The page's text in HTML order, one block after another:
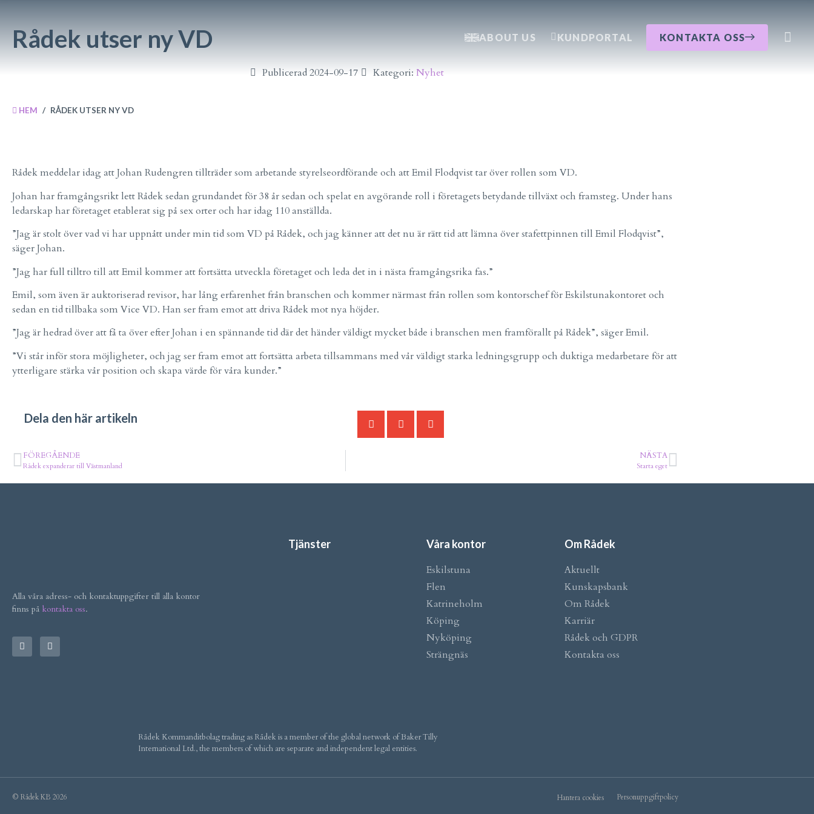
ABOUT US KUNDPORTAL KONTAKTA OSS
Rådek utser ny VD
Publicerad 2024-09-17 Kategori: Nyhet
HEM / RÅDEK UTSER NY VD
Rådek meddelar idag att Johan Rudengren tillträder som arbetande styrelseordförande och att Emil Flodqvist tar över rollen som VD.
Johan har framgångsrikt lett Rådek sedan grundandet för 38 år sedan och spelat en avgörande roll i företagets betydande tillväxt och framsteg. Under hans
ledarskap har företaget etablerat sig på sex orter och har idag 110 anställda.
”Jag är stolt över vad vi har uppnått under min tid som VD på Rådek, och jag känner att det nu är rätt tid att lämna över stafettpinnen till Emil Flodqvist”,
säger Johan.
”Jag har full tilltro till att Emil kommer att fortsätta utveckla företaget och leda det in i nästa framgångsrika fas.”
Emil, som även är auktoriserad revisor, har lång erfarenhet från branschen och kommer närmast från rollen som kontorschef för Eskilstunakontoret och
sedan en tid tillbaka som Vice VD. Han ser fram emot att driva Rådek mot nya höjder.
”Jag är hedrad över att få ta över efter Johan i en spännande tid där det händer väldigt mycket både i branschen men framförallt på Rådek”, säger Emil.
”Vi står inför stora möjligheter, och jag ser fram emot att fortsätta arbeta tillsammans med vår väldigt starka ledningsgrupp och duktiga medarbetare för att
ytterligare stärka vår position och skapa värde för våra kunder.”
Dela den här artikeln
FÖREGÅENDE
Rådek expanderar till Västmanland
NÄSTA
Starta eget
Alla våra adress- och kontaktuppgifter till alla kontor
finns på kontakta oss.
Tjänster
Våra kontor
Eskilstuna
Flen
Katrineholm
Köping
Nyköping
Strängnäs
Om Rådek
Aktuellt
Kunskapsbank
Om Rådek
Karriär
Rådek och GDPR
Kontakta oss
Rådek Kommanditbolag trading as Rådek is a member of the global network of Baker Tilly
International Ltd., the members of which are separate and independent legal entities.
© Rådek KB 2026 Hantera cookies Personuppgiftpolicy